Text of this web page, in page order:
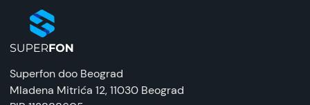
Velteh
EAN:
8605054704434
Zemlja porekla:
Superfon doo Beograd
Mladena Mitrića 12, 11030 Beograd